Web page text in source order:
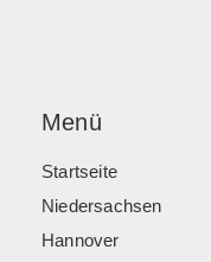
Menü
Startseite
Niedersachsen
Hannover